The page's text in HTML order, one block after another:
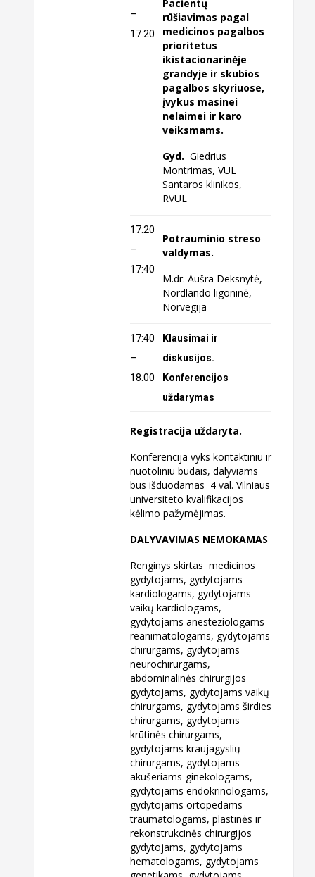
–
17:20
Pacientų
rūšiavimas pagal
medicinos pagalbos
prioritetus
ikistacionarinėje
grandyje ir skubios
pagalbos skyriuose,
įvykus masinei
nelaimei ir karo
veiksmams.
Gyd.Giedrius
Montrimas, VUL
Santaros klinikos,
RVUL
17:20
–
17:40
Potrauminio streso
valdymas.
M.dr. Aušra Deksnytė,
Nordlando ligoninė,
Norvegija
17:40
–
18.00
Klausimai ir
diskusijos.
Konferencijos
uždarymas
Registracija uždaryta.
Konferencija vyks kontaktiniu ir
nuotoliniu būdais, dalyviams
bus išduodamas 4 val. Vilniaus
universiteto kvalifikacijos
kėlimo pažymėjimas.
DALYVAVIMAS NEMOKAMAS
Renginys skirtas medicinos
gydytojams, gydytojams
kardiologams, gydytojams
vaikų kardiologams,
gydytojams anesteziologams
reanimatologams, gydytojams
chirurgams, gydytojams
neurochirurgams,
abdominalinės chirurgijos
gydytojams, gydytojams vaikų
chirurgams, gydytojams širdies
chirurgams, gydytojams
krūtinės chirurgams,
gydytojams kraujagyslių
chirurgams, gydytojams
akušeriams-ginekologams,
gydytojams endokrinologams,
gydytojams ortopedams
traumatologams, plastinės ir
rekonstrukcinės chirurgijos
gydytojams, gydytojams
hematologams, gydytojams